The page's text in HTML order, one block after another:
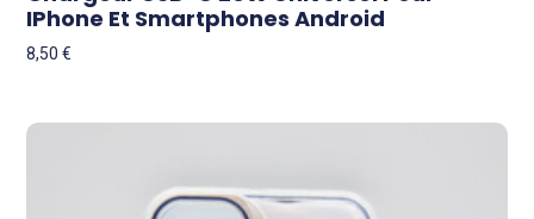
IPhone Et Smartphones Android
8,50€